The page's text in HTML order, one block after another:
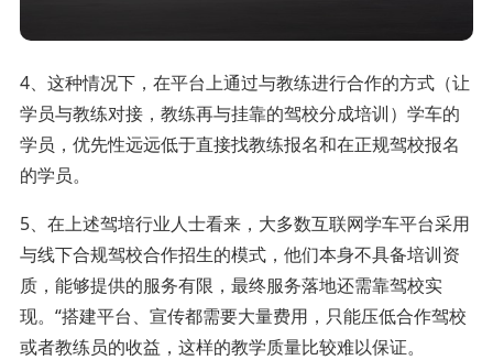
4、这种情况下，在平台上通过与教练进行合作的方式（让
学员与教练对接，教练再与挂靠的驾校分成培训）学车的
学员，优先性远远低于直接找教练报名和在正规驾校报名
的学员。
5、在上述驾培行业人士看来，大多数互联网学车平台采用
与线下合规驾校合作招生的模式，他们本身不具备培训资
质，能够提供的服务有限，最终服务落地还需靠驾校实
现。“搭建平台、宣传都需要大量费用，只能压低合作驾校
或者教练员的收益，这样的教学质量比较难以保证。